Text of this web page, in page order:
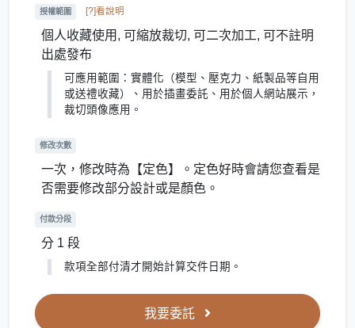
授權範圍 [?]看說明
個人收藏使用, 可縮放裁切, 可二次加工, 可不註明
出處發布
可應用範圍：實體化（模型、壓克力、紙製品等自用
或送禮收藏）、用於插畫委託、用於個人網站展示，
裁切頭像應用。
修改次數
一次，修改時為【定色】。定色好時會請您查看是
否需要修改部分設計或是顏色。
付款分段
分 1 段
款項全部付清才開始計算交件日期。
我要委託